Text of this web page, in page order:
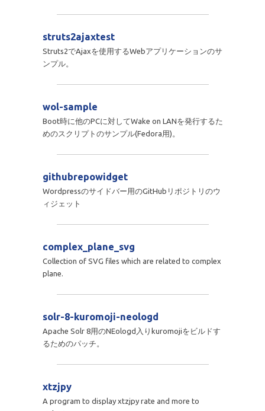
struts2ajaxtest
Struts2でAjaxを使用するWebアプリケーションのサ
ンプル。
wol-sample
Boot時に他のPCに対してWake on LANを発行するた
めのスクリプトのサンプル(Fedora用)。
githubrepowidget
Wordpressのサイドバー用のGitHubリポジトリのウ
ィジェット
complex_plane_svg
Collection of SVG files which are related to complex
plane.
solr-8-kuromoji-neologd
Apache Solr 8用のNEologd入りkuromojiをビルドす
るためのパッチ。
xtzjpy
A program to display xtzjpy rate and more to